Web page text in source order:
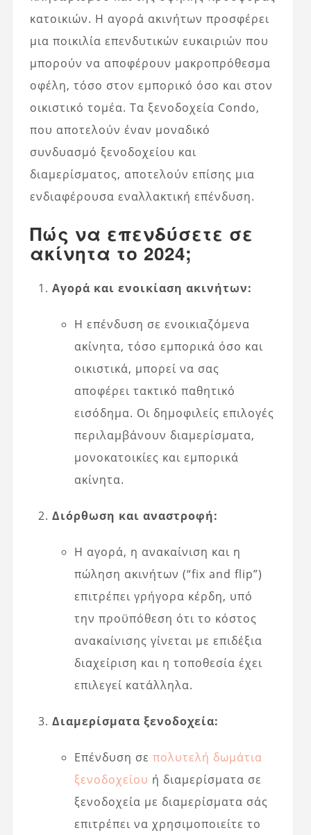
κατοικιών. Η αγορά ακινήτων προσφέρει
μια ποικιλία επενδυτικών ευκαιριών που
μπορούν να αποφέρουν μακροπρόθεσμα
οφέλη, τόσο στον εμπορικό όσο και στον
οικιστικό τομέα. Τα ξενοδοχεία Condo,
που αποτελούν έναν μοναδικό
συνδυασμό ξενοδοχείου και
διαμερίσματος, αποτελούν επίσης μια
ενδιαφέρουσα εναλλακτική επένδυση.
Πώς να επενδύσετε σε
ακίνητα το 2024;
Αγορά και ενοικίαση ακινήτων:
Η επένδυση σε ενοικιαζόμενα
ακίνητα, τόσο εμπορικά όσο και
οικιστικά, μπορεί να σας
αποφέρει τακτικό παθητικό
εισόδημα. Οι δημοφιλείς επιλογές
περιλαμβάνουν διαμερίσματα,
μονοκατοικίες και εμπορικά
ακίνητα.
Διόρθωση και αναστροφή:
Η αγορά, η ανακαίνιση και η
πώληση ακινήτων (“fix and flip”)
επιτρέπει γρήγορα κέρδη, υπό
την προϋπόθεση ότι το κόστος
ανακαίνισης γίνεται με επιδέξια
διαχείριση και η τοποθεσία έχει
επιλεγεί κατάλληλα.
Διαμερίσματα ξενοδοχεία:
Επένδυση σε πολυτελή δωμάτια
ξενοδοχείου ή διαμερίσματα σε
ξενοδοχεία με διαμερίσματα σάς
επιτρέπει να χρησιμοποιείτε το